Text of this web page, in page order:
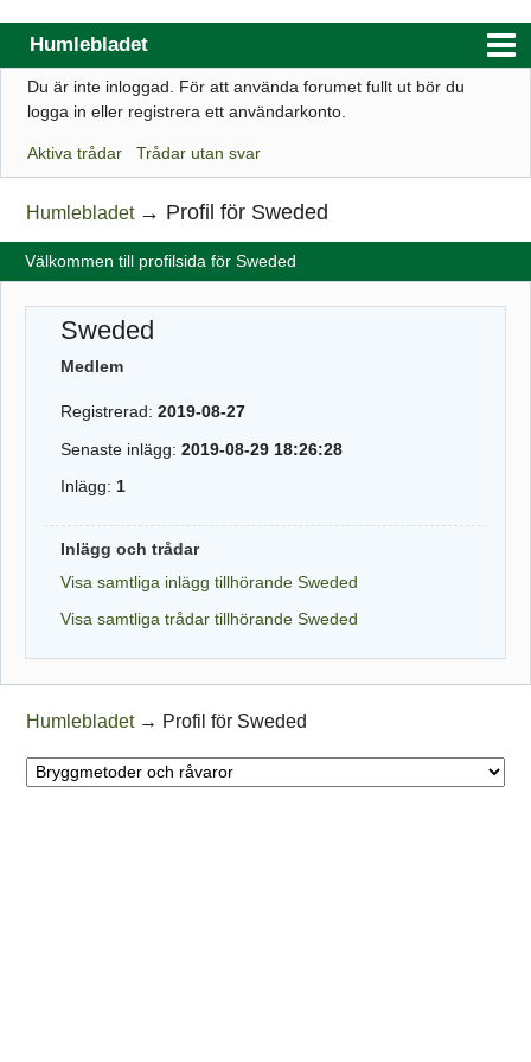
Humlebladet
Index
Regler
Sök
Registrera ett konto
Logga in
Du är inte inloggad. För att använda forumet fullt ut bör du
logga in eller registrera ett användarkonto.
Aktiva trådar Trådar utan svar
Humlebladet → Profil för Sweded
Välkommen till profilsida för Sweded
Sweded
Medlem
Registrerad:2019-08-27
Senaste inlägg:2019-08-29 18:26:28
Inlägg: 1
Inlägg och trådar
Visa samtliga inlägg tillhörande Sweded
Visa samtliga trådar tillhörande Sweded
Humlebladet → Profil för Sweded